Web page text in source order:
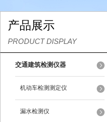
产品展示
PRODUCT DISPLAY
交通建筑检测仪器
机动车检测测定仪
漏水检测仪